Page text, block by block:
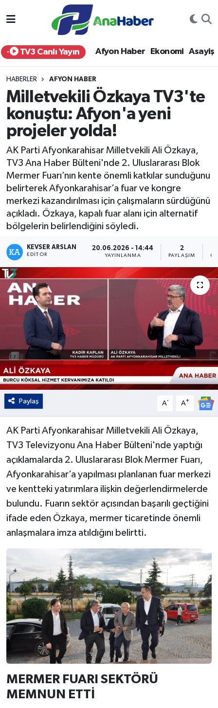
TV3 Canlı Yayın Afyon Haber Ekonomi Asayiş
HABERLER AFYON HABER
Milletvekili Özkaya TV3'te
konuştu: Afyon'a yeni
projeler yolda!
AK Parti Afyonkarahisar Milletvekili Ali Özkaya,
TV3 Ana Haber Bülteni'nde 2. Uluslararası Blok
Mermer Fuarı’nın kente önemli katkılar sunduğunu
belirterek Afyonkarahisar’a fuar ve kongre
merkezi kazandırılması için çalışmaların sürdüğünü
açıkladı. Özkaya, kapalı fuar alanı için alternatif
bölgelerin belirlendiğini söyledi.
KEVSER ARSLAN
EDITÖR
20.06.2026 - 14:44
YAYINLANMA
2
PAYLAŞIM
Paylaş A- A+
AK Parti Afyonkarahisar Milletvekili Ali Özkaya,
TV3 Televizyonu Ana Haber Bülteni'nde yaptığı
açıklamalarda 2. Uluslararası Blok Mermer Fuarı,
Afyonkarahisar’a yapılması planlanan fuar merkezi
ve kentteki yatırımlara ilişkin değerlendirmelerde
bulundu. Fuarın sektör açısından başarılı geçtiğini
ifade eden Özkaya, mermer ticaretinde önemli
anlaşmalara imza atıldığını belirtti.
MERMER FUARI SEKTÖRÜ
MEMNUN ETTİ
Yurt Haber
Afyon Haber
Siyaset
Spor
Eğitim
Sağlık
Teknoloji
Afyonkarahisar Nöbetçi Eczaneler
Afyonkarahisar Hava Durumu
Afyonkarahisar Namaz Vakitleri
Afyonkarahisar Trafik Yoğunluk Haritası
Süper Lig Puan Durumu ve Fikstür
Tüm Manşetler
Son Dakika Haberleri
Haber Arşivi